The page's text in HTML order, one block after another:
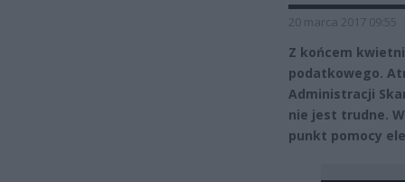
20 marca 2017 09:55
Z końcem
podatkowego.
Administracji
nie jest trudne.
punkt pomocy